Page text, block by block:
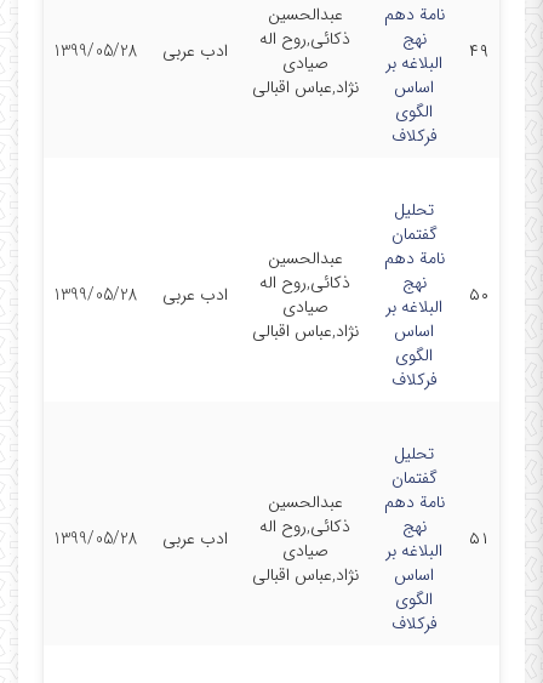
۴۹
نامة دهم
نهج
البلاغه بر
اساس
الگوی
فرکلاف
عبدالحسین
ذکائی,روح اله
صیادی
نژاد,عباس اقبالی
ادب عربی 1399/05/28
۵۰
تحلیل
گفتمان
نامة دهم
نهج
البلاغه بر
اساس
الگوی
فرکلاف
عبدالحسین
ذکائی,روح اله
صیادی
نژاد,عباس اقبالی
ادب عربی 1399/05/28
۵۱
تحلیل
گفتمان
نامة دهم
نهج
البلاغه بر
اساس
الگوی
فرکلاف
عبدالحسین
ذکائی,روح اله
صیادی
نژاد,عباس اقبالی
ادب عربی 1399/05/28